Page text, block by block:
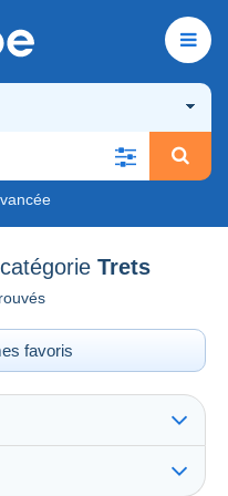
Trets
favoris